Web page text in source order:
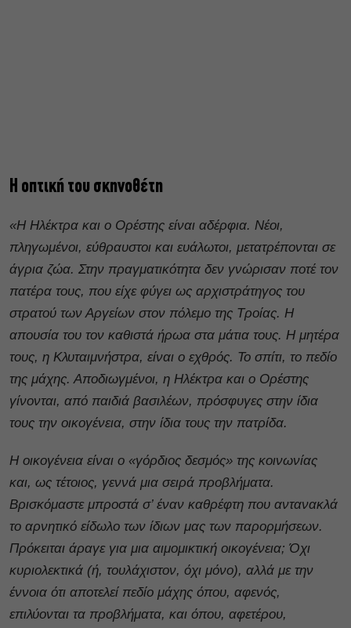
Η οπτική του σκηνοθέτη
«Η Ηλέκτρα και ο Ορέστης είναι αδέρφια. Νέοι,
πληγωμένοι, εύθραυστοι και ευάλωτοι, μετατρέπονται σε
άγρια ζώα. Στην πραγματικότητα δεν γνώρισαν ποτέ τον
πατέρα τους, που είχε φύγει ως αρχιστράτηγος του
στρατού των Αργείων στον πόλεμο της Τροίας. Η
απουσία του τον καθιστά ήρωα στα μάτια τους. Η μητέρα
τους, η Κλυταιμνήστρα, είναι ο εχθρός. Το σπίτι, το πεδίο
της μάχης. Αποδιωγμένοι, η Ηλέκτρα και ο Ορέστης
γίνονται, από παιδιά βασιλέων, πρόσφυγες στην ίδια
τους την οικογένεια, στην ίδια τους την πατρίδα.
Η οικογένεια είναι ο «γόρδιος δεσμός» της κοινωνίας
και, ως τέτοιος, γεννά μια σειρά προβλήματα.
Βρισκόμαστε μπροστά σ’ έναν καθρέφτη που αντανακλά
το αρνητικό είδωλο των ίδιων μας των παρορμήσεων.
Πρόκειται άραγε για μια αιμομικτική οικογένεια; Όχι
κυριολεκτικά (ή, τουλάχιστον, όχι μόνο), αλλά με την
έννοια ότι αποτελεί πεδίο μάχης όπου, αφενός,
επιλύονται τα προβλήματα, και όπου, αφετέρου,